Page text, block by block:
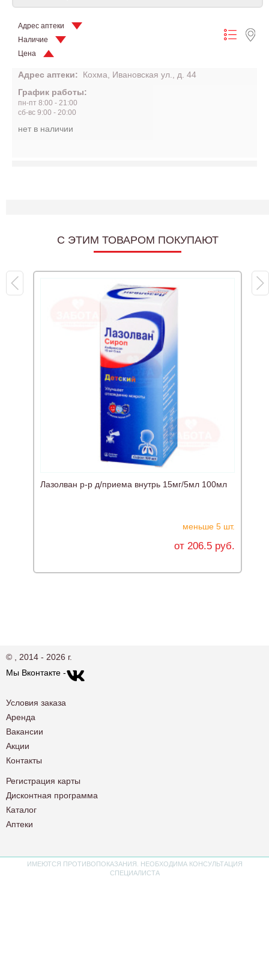
Адрес аптеки
Наличие
Цена
Адрес аптеки:
Кохма, Ивановская ул., д. 44
График работы:
пн-пт 8:00 - 21:00
сб-вс 9:00 - 20:00
нет в наличии
C ЭТИМ ТОВАРОМ ПОКУПАЮТ
Лазолван р-р д/приема внутрь 15мг/5мл 100мл
меньше 5 шт.
от 206.5 руб.
© , 2014 - 2026 г.
Мы Вконтакте -
Условия заказа
Аренда
Вакансии
Акции
Контакты
Регистрация карты
Дисконтная программа
Каталог
Аптеки
ИМЕЮТСЯ ПРОТИВОПОКАЗАНИЯ. НЕОБХОДИМА КОНСУЛЬТАЦИЯ
СПЕЦИАЛИСТА